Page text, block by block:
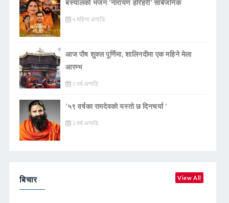
बस्यालको भजन ‘नारायण हरिहरी’ सार्बजनिक
५ महिना अगाडि
आज पौष शुक्ल पूर्णिमा, शालिनदीमा एक महिने मेला
आरम्भ
२ वर्ष अगाडि
‘५९ वर्षका रामदेवकाे यस्ताे छ दिनचर्या ’
२ वर्ष अगाडि
बिचार View All